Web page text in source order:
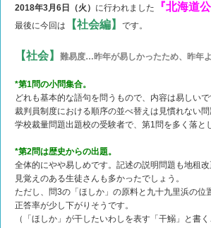
2018年3月6日（火） に行われました 『北海道
最後に今回は 【社会編】 です。
【社会】 難易度…昨年が易しかったため、昨年
*第1問の小問集合。
どれも基本的な語句を問うもので、内容は易しいで
裁判員制度における順序の並べ替えは見慣れない
学校裁量問題出題校の受験者で、第1問を多く落と
*第2問は歴史からの出題。
全体的にやや易しめです。記述の説明問題も地租改
見覚えのある生徒さんも多かったでしょう。
ただし、問3の「ほしか」の原料と九十九里浜の位
正答率が少し下がりそうです。
（「ほしか」が干したいわしを表す「干鰯」と書